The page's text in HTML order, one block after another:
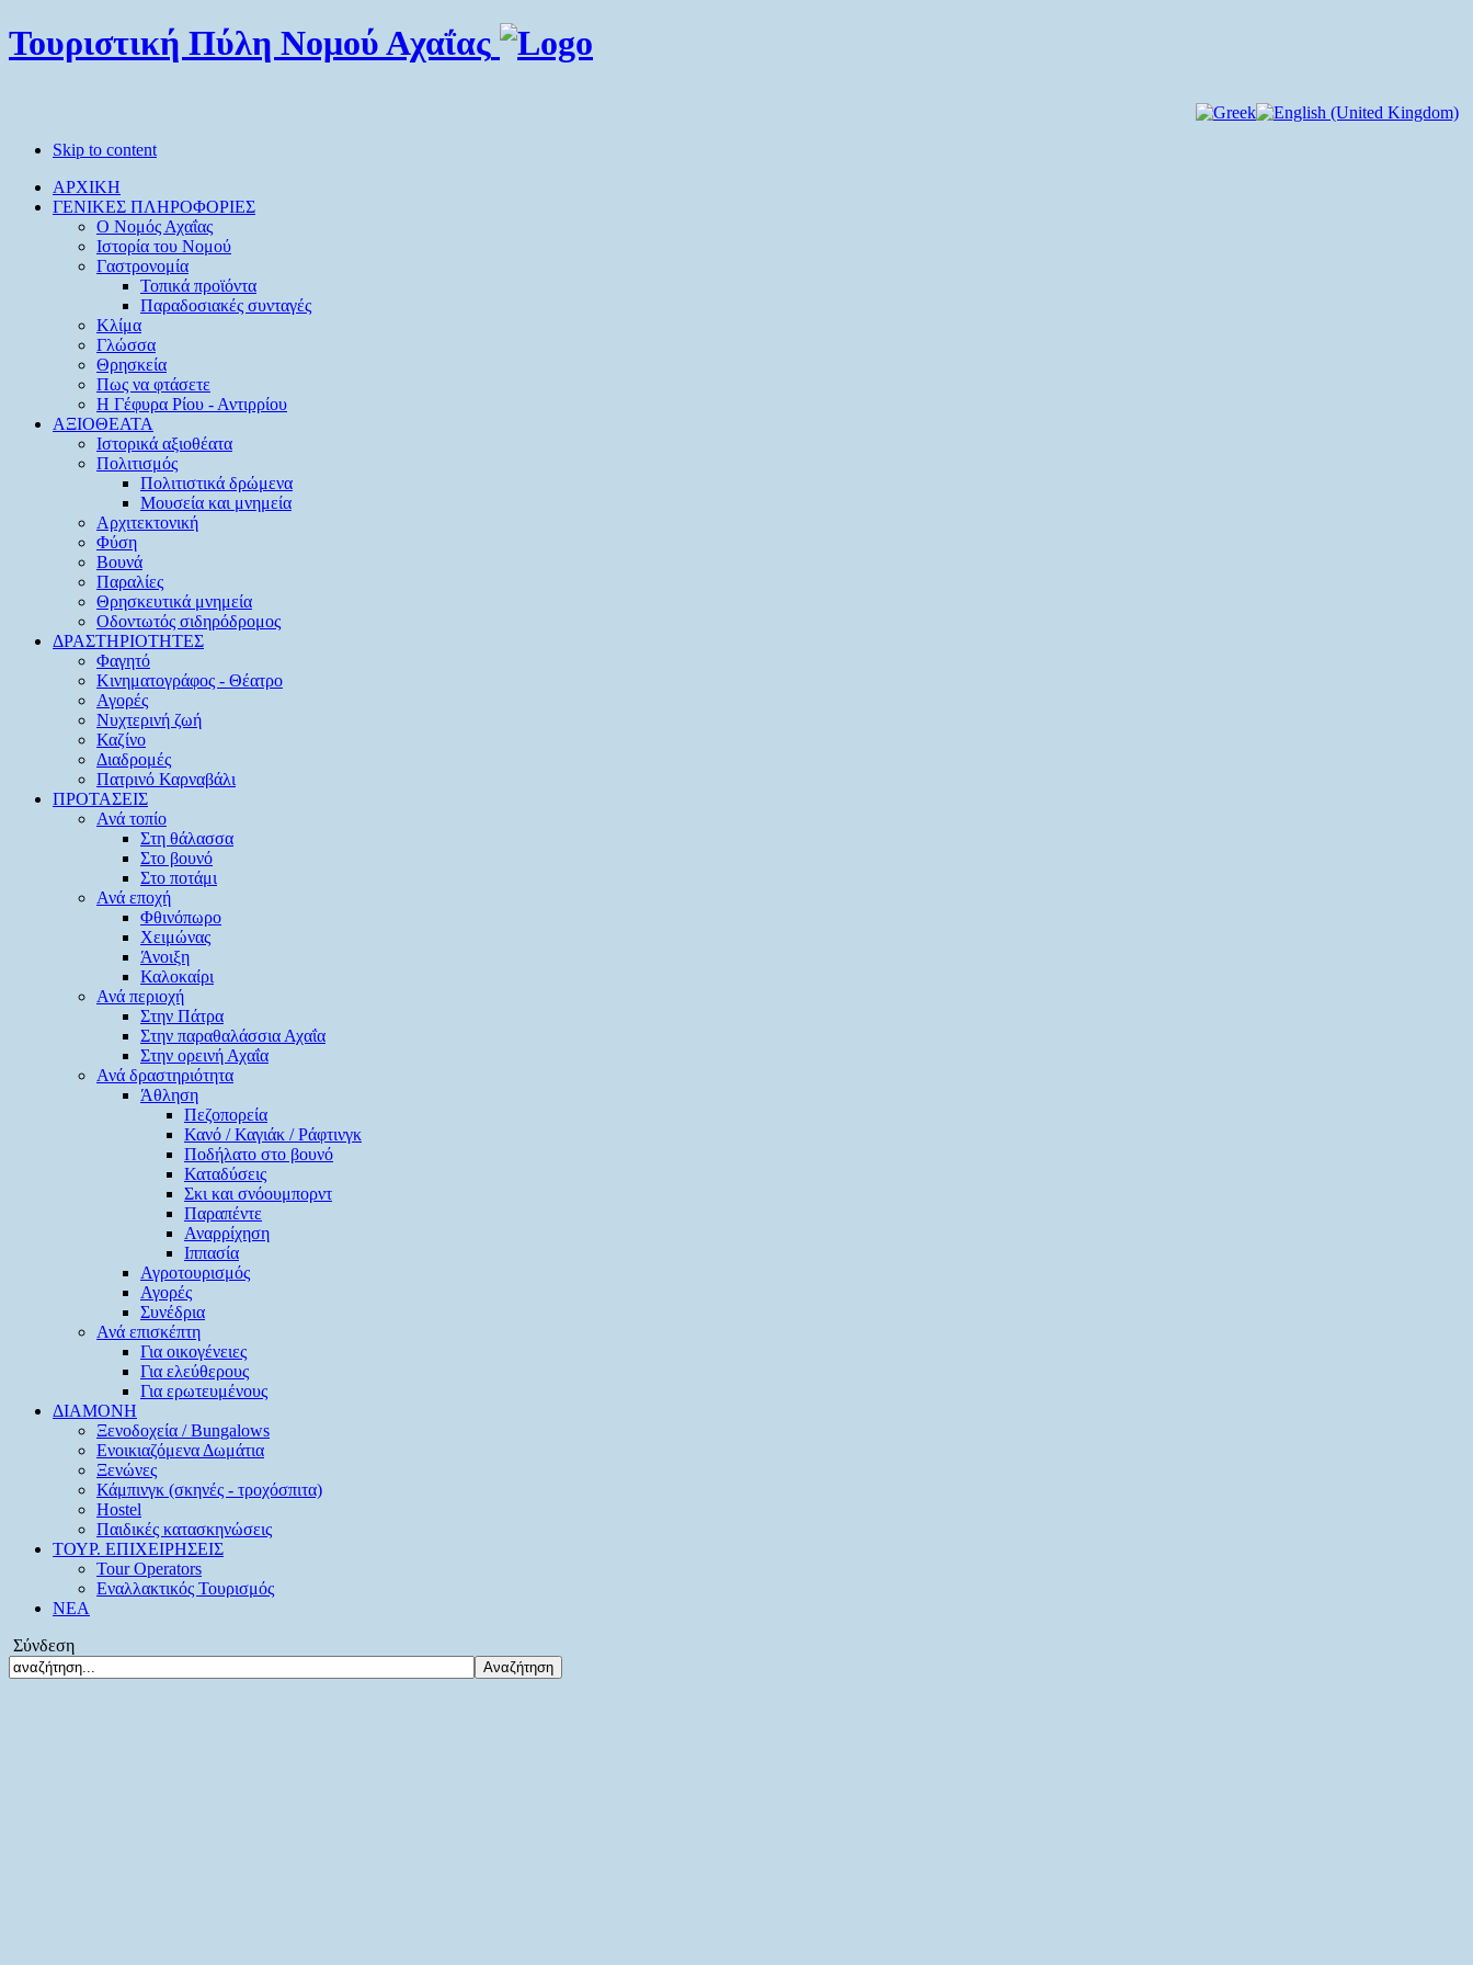
Τουριστική Πύλη Νομού Αχαΐας
Skip to content
ΑΡΧΙΚΗ
ΓΕΝΙΚΕΣ ΠΛΗΡΟΦΟΡΙΕΣ
O Νομός Αχαΐας
Ιστορία του Νομού
Γαστρονομία
Τοπικά προϊόντα
Παραδοσιακές συνταγές
Κλίμα
Γλώσσα
Θρησκεία
Πως να φτάσετε
Η Γέφυρα Ρίου - Αντιρρίου
ΑΞΙΟΘΕΑΤΑ
Ιστορικά αξιοθέατα
Πολιτισμός
Πολιτιστικά δρώμενα
Μουσεία και μνημεία
Αρχιτεκτονική
Φύση
Βουνά
Παραλίες
Θρησκευτικά μνημεία
Οδοντωτός σιδηρόδρομος
ΔΡΑΣΤΗΡΙΟΤΗΤΕΣ
Φαγητό
Κινηματογράφος - Θέατρο
Αγορές
Νυχτερινή ζωή
Καζίνο
Διαδρομές
Πατρινό Καρναβάλι
ΠΡΟΤΑΣΕΙΣ
Ανά τοπίο
Στη θάλασσα
Στο βουνό
Στο ποτάμι
Ανά εποχή
Φθινόπωρο
Χειμώνας
Άνοιξη
Καλοκαίρι
Ανά περιοχή
Στην Πάτρα
Στην παραθαλάσσια Αχαΐα
Στην ορεινή Αχαΐα
Ανά δραστηριότητα
Άθληση
Πεζοπορεία
Κανό / Καγιάκ / Ράφτινγκ
Ποδήλατο στο βουνό
Καταδύσεις
Σκι και σνόουμπορντ
Παραπέντε
Αναρρίχηση
Ιππασία
Αγροτουρισμός
Αγορές
Συνέδρια
Ανά επισκέπτη
Για οικογένειες
Για ελεύθερους
Για ερωτευμένους
ΔΙΑΜΟΝΗ
Ξενοδοχεία / Bungalows
Ενοικιαζόμενα Δωμάτια
Ξενώνες
Κάμπινγκ (σκηνές - τροχόσπιτα)
Hostel
Παιδικές κατασκηνώσεις
ΤΟΥΡ. ΕΠΙΧΕΙΡΗΣΕΙΣ
Tour Operators
Εναλλακτικός Τουρισμός
ΝΕΑ
Σύνδεση